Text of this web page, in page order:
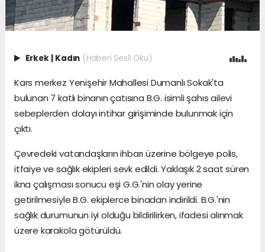
Erkek | Kadın (Haberi Sesli Oku)
Kars merkez Yenişehir Mahallesi Dumanlı Sokak'ta
bulunan 7 katlı binanın çatısına B.G. isimli şahıs ailevi
sebeplerden dolayı intihar girişiminde bulunmak için
çıktı.
Çevredeki vatandaşların ihbarı üzerine bölgeye polis,
itfaiye ve sağlık ekipleri sevk edildi. Yaklaşık 2 saat süren
ikna çalışması sonucu eşi G.G.'nin olay yerine
getirilmesiyle B.G. ekiplerce binadan indirildi. B.G.'nin
sağlık durumunun iyi olduğu bildirilirken, ifadesi alınmak
üzere karakola götürüldü.